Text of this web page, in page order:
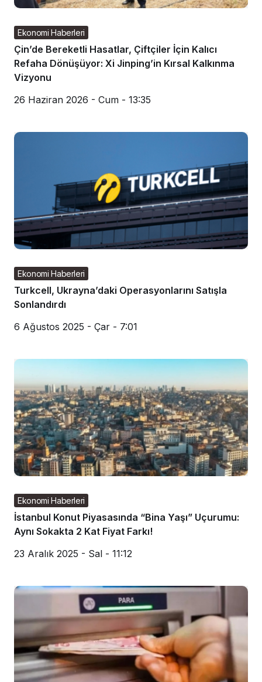
Ekonomi Haberleri
Çin’de Bereketli Hasatlar, Çiftçiler İçin Kalıcı
Refaha Dönüşüyor: Xi Jinping’in Kırsal Kalkınma
Vizyonu
26 Haziran 2026 - Cum - 13:35
Ekonomi Haberleri
Turkcell, Ukrayna’daki Operasyonlarını Satışla
Sonlandırdı
6 Ağustos 2025 - Çar - 7:01
Ekonomi Haberleri
İstanbul Konut Piyasasında “Bina Yaşı” Uçurumu:
Aynı Sokakta 2 Kat Fiyat Farkı!
23 Aralık 2025 - Sal - 11:12